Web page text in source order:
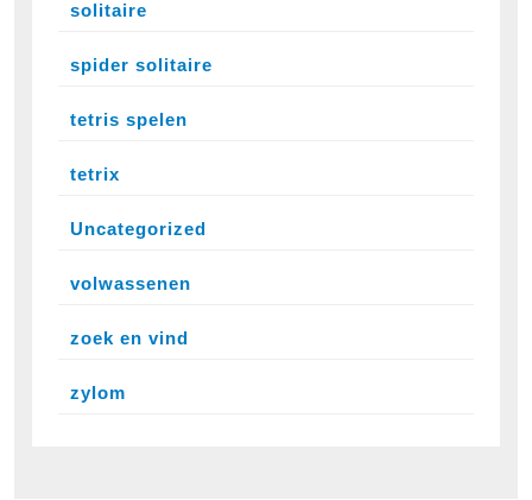
solitaire
spider solitaire
tetris spelen
tetrix
Uncategorized
volwassenen
zoek en vind
zylom